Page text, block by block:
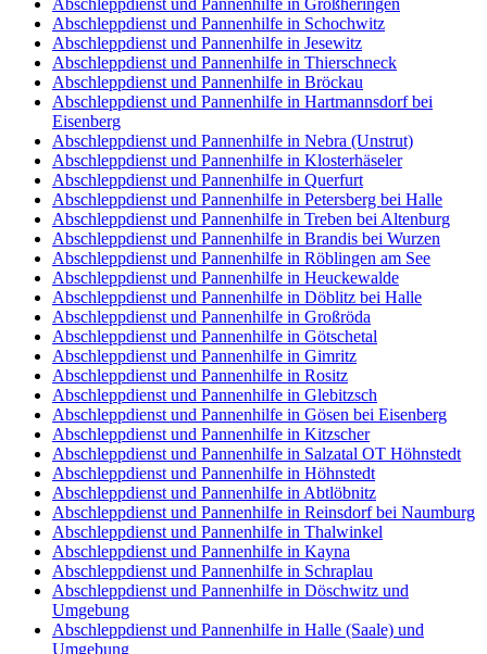
Abschleppdienst und Pannenhilfe in Großheringen
Abschleppdienst und Pannenhilfe in Schochwitz
Abschleppdienst und Pannenhilfe in Jesewitz
Abschleppdienst und Pannenhilfe in Thierschneck
Abschleppdienst und Pannenhilfe in Bröckau
Abschleppdienst und Pannenhilfe in Hartmannsdorf bei
Eisenberg
Abschleppdienst und Pannenhilfe in Nebra (Unstrut)
Abschleppdienst und Pannenhilfe in Klosterhäseler
Abschleppdienst und Pannenhilfe in Querfurt
Abschleppdienst und Pannenhilfe in Petersberg bei Halle
Abschleppdienst und Pannenhilfe in Treben bei Altenburg
Abschleppdienst und Pannenhilfe in Brandis bei Wurzen
Abschleppdienst und Pannenhilfe in Röblingen am See
Abschleppdienst und Pannenhilfe in Heuckewalde
Abschleppdienst und Pannenhilfe in Döblitz bei Halle
Abschleppdienst und Pannenhilfe in Großröda
Abschleppdienst und Pannenhilfe in Götschetal
Abschleppdienst und Pannenhilfe in Gimritz
Abschleppdienst und Pannenhilfe in Rositz
Abschleppdienst und Pannenhilfe in Glebitzsch
Abschleppdienst und Pannenhilfe in Gösen bei Eisenberg
Abschleppdienst und Pannenhilfe in Kitzscher
Abschleppdienst und Pannenhilfe in Salzatal OT Höhnstedt
Abschleppdienst und Pannenhilfe in Höhnstedt
Abschleppdienst und Pannenhilfe in Abtlöbnitz
Abschleppdienst und Pannenhilfe in Reinsdorf bei Naumburg
Abschleppdienst und Pannenhilfe in Thalwinkel
Abschleppdienst und Pannenhilfe in Kayna
Abschleppdienst und Pannenhilfe in Schraplau
Abschleppdienst und Pannenhilfe in Döschwitz und
Umgebung
Abschleppdienst und Pannenhilfe in Halle (Saale) und
Umgebung